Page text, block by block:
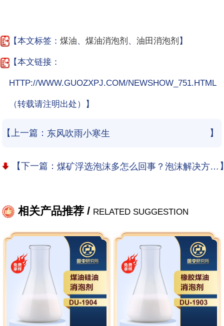
【本文标签： 煤油、 煤油消泡剂 、 油田消泡剂 】
【本文链接：
HTTP://WWW.GUOZXPJ.COM/NEWSHOW_751.HTML
（转载请注明出处）】
【上一篇： 东风吹雨小寒生 】
【下一篇： 煤矿浮选泡沫多怎么回事？泡沫解决方案有哪些？
相关产品推荐 / RELATED SUGGESTION